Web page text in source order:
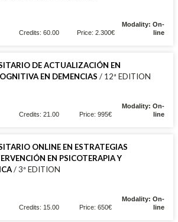
Credits: 60.00 Price: 2.300€
Modality: On-
line
DE ACTUALIZACIÓN EN
EN DEMENCIAS / 12ª EDITION
Credits: 21.00 Price: 995€
Modality: On-
line
ONLINE EN ESTRATEGIAS
EN PSICOTERAPIA Y
/ 3ª EDITION
Credits: 15.00 Price: 650€
Modality: On-
line